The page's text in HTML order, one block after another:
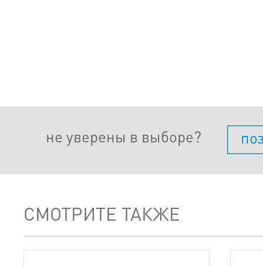
не уверены в выборе?
СМОТРИТЕ ТАКЖЕ